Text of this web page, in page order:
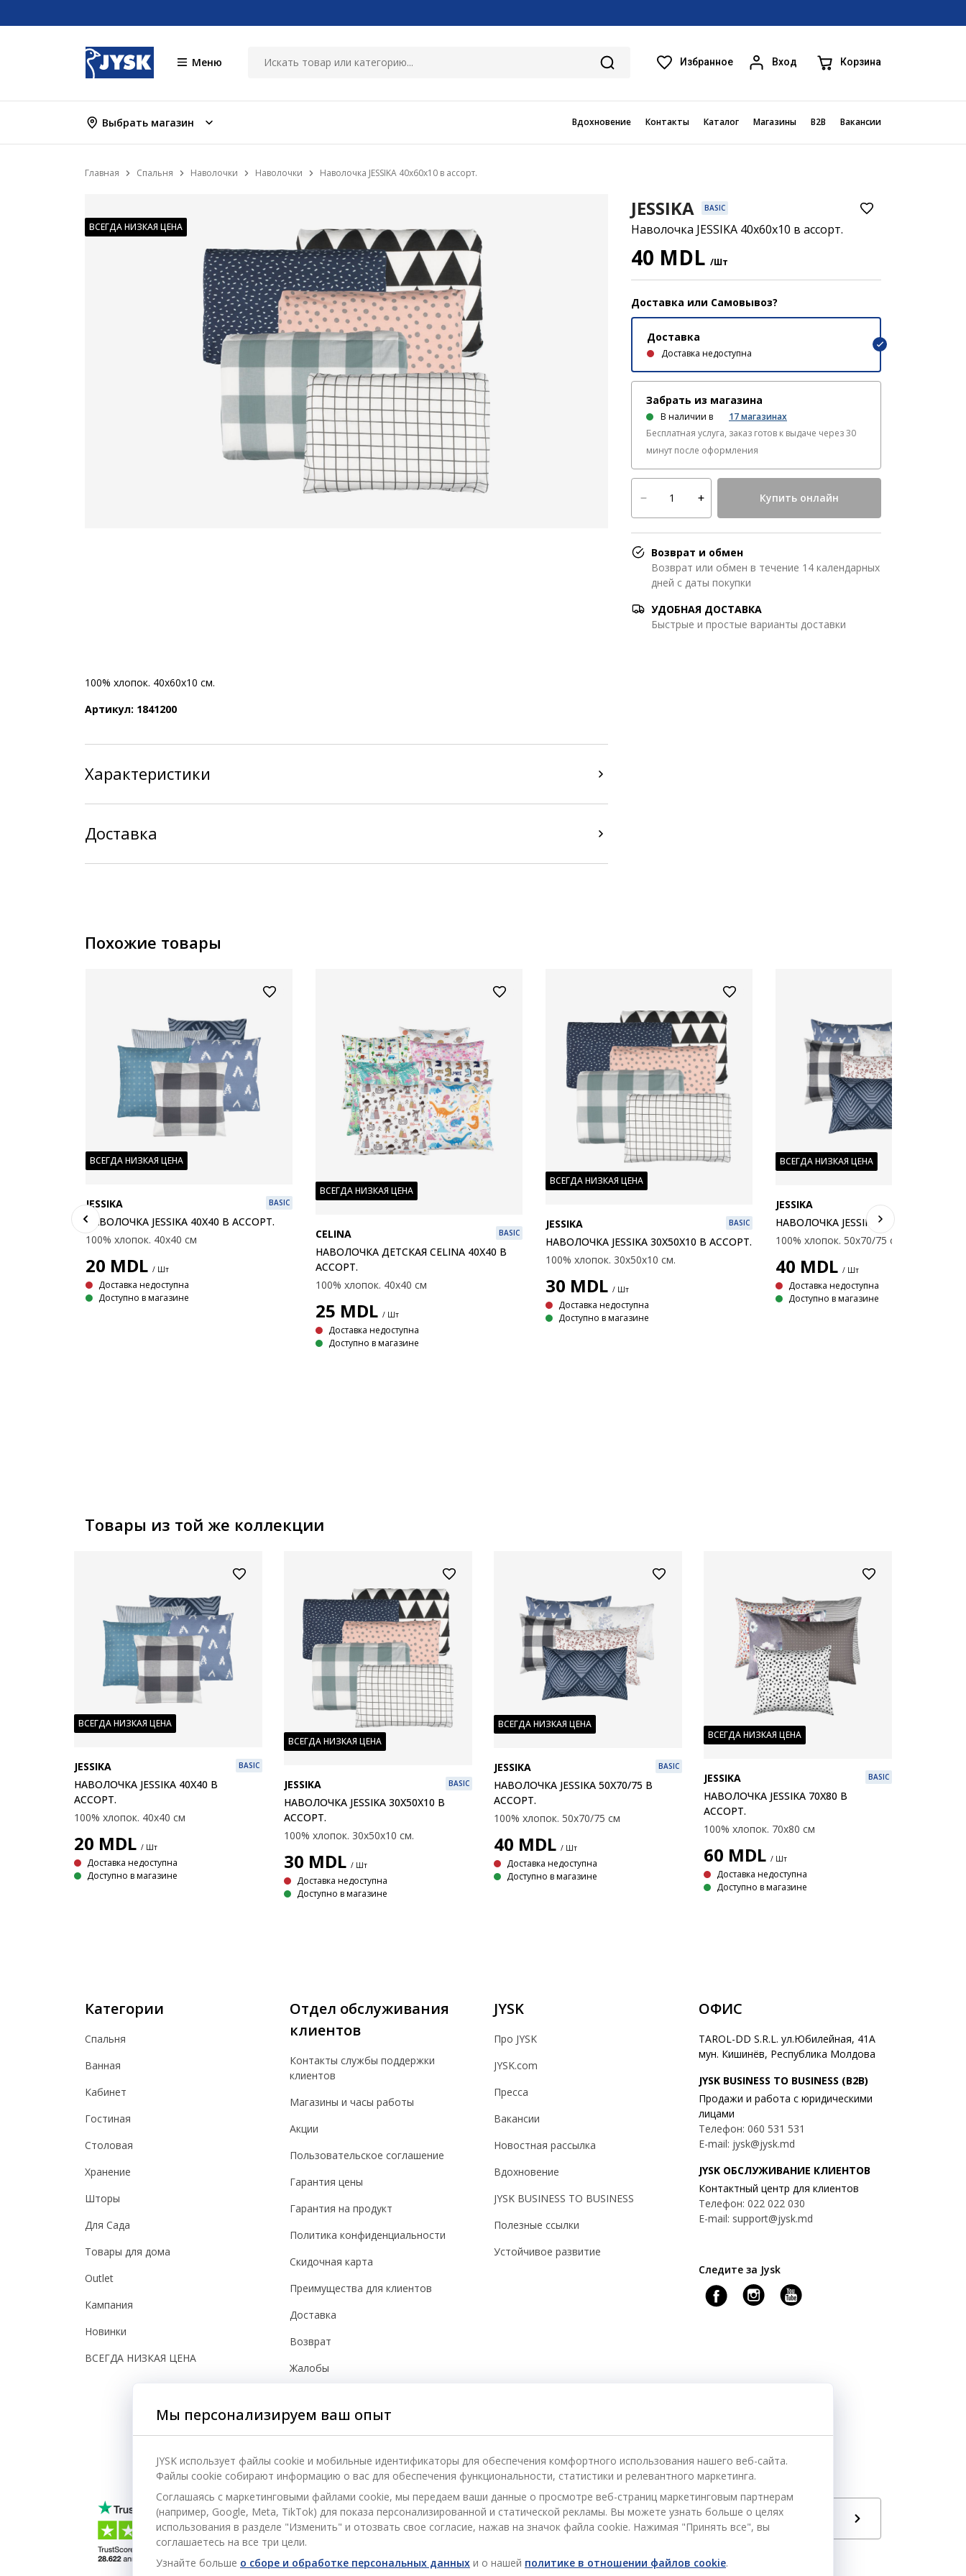
Меню Избранное Вход Корзина
Выбрать магазин Вдохновение Контакты Каталог Магазины B2B Вакансии
Главная Спальня Наволочки Наволочки Наволочка JESSIKA 40x60x10 в ассорт.
ВСЕГДА НИЗКАЯ ЦЕНА
JESSIKA BASIC
Наволочка JESSIKA 40x60x10 в ассорт.
40 MDL /Шт
Доставка или Самовывоз?
Доставка
Доставка недоступна
Забрать из магазина
В наличии в 17магазинах
Бесплатная услуга, заказ готов к выдаче через 30
минут после оформления
Купить онлайн
Возврат и обмен
Возврат или обмен в течение 14 календарных
дней с даты покупки
УДОБНАЯ ДОСТАВКА
Быстрые и простые варианты доставки
100% хлопок. 40x60x10 см.
Артикул: 1841200
Характеристики
Доставка
Похожие товары
ВСЕГДА НИЗКАЯ ЦЕНА
JESSIKA BASIC
НАВОЛОЧКА JESSIKA 40X40 В АССОРТ.
100% хлопок. 40x40 см
20 MDL / Шт
Доставка недоступна
Доступно в магазине
ВСЕГДА НИЗКАЯ ЦЕНА
CELINA BASIC
НАВОЛОЧКА ДЕТСКАЯ CELINA 40X40 В
АССОРТ.
100% хлопок. 40x40 см
25 MDL / Шт
Доставка недоступна
Доступно в магазине
ВСЕГДА НИЗКАЯ ЦЕНА
JESSIKA BASIC
НАВОЛОЧКА JESSIKA 30X50X10 В АССОРТ.
100% хлопок. 30х50х10 см.
30 MDL / Шт
Доставка недоступна
Доступно в магазине
ВСЕГДА НИЗКАЯ ЦЕНА
JESSIKA
НАВОЛОЧКА JESSIKA 50X70/75 В
100% хлопок. 50x70/75 см
40 MDL / Шт
Доставка недоступна
Доступно в магазине
Товары из той же коллекции
ВСЕГДА НИЗКАЯ ЦЕНА
JESSIKA BASIC
НАВОЛОЧКА JESSIKA 40X40 В
АССОРТ.
100% хлопок. 40x40 см
20 MDL / Шт
Доставка недоступна
Доступно в магазине
ВСЕГДА НИЗКАЯ ЦЕНА
JESSIKA BASIC
НАВОЛОЧКА JESSIKA 30X50X10 В
АССОРТ.
100% хлопок. 30х50х10 см.
30 MDL / Шт
Доставка недоступна
Доступно в магазине
ВСЕГДА НИЗКАЯ ЦЕНА
JESSIKA BASIC
НАВОЛОЧКА JESSIKA 50X70/75 В
АССОРТ.
100% хлопок. 50x70/75 см
40 MDL / Шт
Доставка недоступна
Доступно в магазине
ВСЕГДА НИЗКАЯ ЦЕНА
JESSIKA BASIC
НАВОЛОЧКА JESSIKA 70X80 В
АССОРТ.
100% хлопок. 70x80 см
60 MDL / Шт
Доставка недоступна
Доступно в магазине
Категории
Спальня
Ванная
Кабинет
Гостиная
Столовая
Хранение
Шторы
Для Сада
Товары для дома
Outlet
Кампания
Новинки
ВСЕГДА НИЗКАЯ ЦЕНА
Отдел обслуживания
клиентов
Контакты службы поддержки
клиентов
Магазины и часы работы
Акции
Пользовательское соглашение
Гарантия цены
Гарантия на продукт
Политика конфиденциальности
Скидочная карта
Преимущества для клиентов
Доставка
Возврат
Жалобы
Безопасность
JYSK
Про JYSK
JYSK.com
Пресса
Вакансии
Новостная рассылка
Вдохновение
JYSK BUSINESS TO BUSINESS
Полезные ссылки
Устойчивое развитие
ОФИС
TAROL-DD S.R.L. ул.Юбилейная, 41A
мун. Кишинёв, Республика Молдова
JYSK BUSINESS TO BUSINESS (B2B)
Продажи и работа с юридическими
лицами
Телефон: 060 531 531
E-mail: jysk@jysk.md
JYSK ОБСЛУЖИВАНИЕ КЛИЕНТОВ
Контактный центр для клиентов
Телефон: 022 022 030
E-mail: support@jysk.md
Следите за Jysk
Язык
РУ
Мы персонализируем ваш опыт
JYSK использует файлы cookie и мобильные идентификаторы для обеспечения комфортного использования нашего веб-сайта.
Файлы cookie собирают информацию о вас для обеспечения функциональности, статистики и релевантного маркетинга.
Соглашаясь с маркетинговыми файлами cookie, мы передаем ваши данные о просмотре веб-страниц маркетинговым партнерам
(например, Google, Meta, TikTok) для показа персонализированной и статической рекламы. Вы можете узнать больше о целях
использования в разделе "Изменить" и отозвать свое согласие, нажав на значок файла cookie. Нажимая "Принять все", вы
соглашаетесь на все три цели.
Узнайте больше о сборе и обработке персональных данных и о нашей политике в отношении файлов cookie.